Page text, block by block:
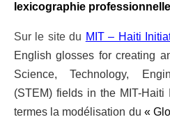
lexicographie professionnelle
Sur le site du MIT – Haiti
English glosses for creating
Science, Technology,
(STEM) fields in the MIT-Haiti
termes la modélisation du «